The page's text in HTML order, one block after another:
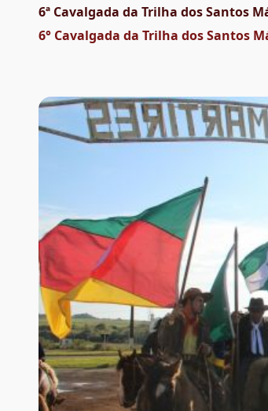
6ª Cavalgada da Trilha dos Santos
6° Cavalgada da Trilha dos Santos